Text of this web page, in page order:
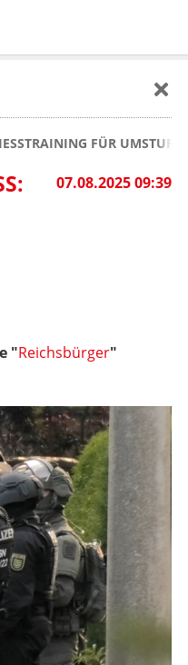
FÜR UMSTURZ?
07.08.2025 09:39
"Reichsbürger"